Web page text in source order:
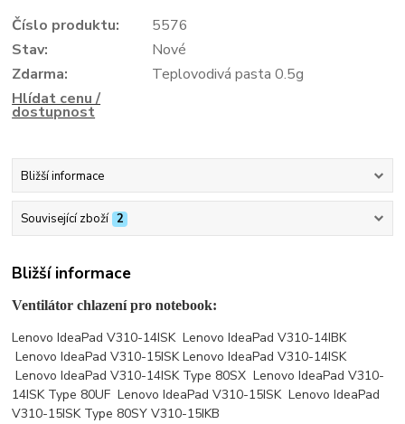
Číslo produktu:
5576
Stav:
Nové
Zdarma:
Teplovodivá pasta 0.5g
Hlídat cenu /
dostupnost
Bližší informace
Související zboží 2
Bližší informace
Ventilátor chlazení pro notebook:
Lenovo IdeaPad V310-14ISK Lenovo IdeaPad V310-14IBK
Lenovo IdeaPad V310-15ISK Lenovo IdeaPad V310-14ISK
Lenovo IdeaPad V310-14ISK Type 80SX Lenovo IdeaPad V310-
14ISK Type 80UF Lenovo IdeaPad V310-15ISK Lenovo IdeaPad
V310-15ISK Type 80SY V310-15IKB